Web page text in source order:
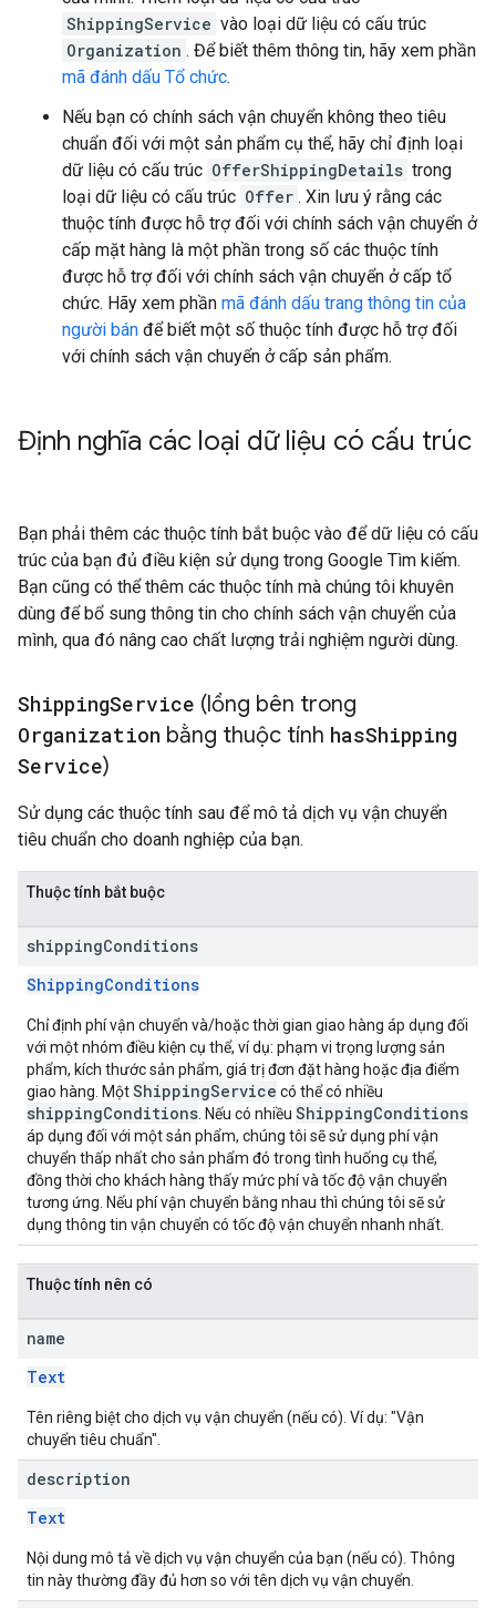
ShippingService vào loại dữ liệu có cấu trúc
Organization . Để biết thêm thông tin, hãy xem phần
mã đánh dấu Tổ chức.
Nếu bạn có chính sách vận chuyển không theo tiêu
chuẩn đối với một sản phẩm cụ thể, hãy chỉ định loại
dữ liệu có cấu trúc OfferShippingDetails trong
loại dữ liệu có cấu trúc Offer . Xin lưu ý rằng các
thuộc tính được hỗ trợ đối với chính sách vận chuyển ở
cấp mặt hàng là một phần trong số các thuộc tính
được hỗ trợ đối với chính sách vận chuyển ở cấp tổ
chức. Hãy xem phần mã đánh dấu trang thông tin của
người bán để biết một số thuộc tính được hỗ trợ đối
với chính sách vận chuyển ở cấp sản phẩm.
Định nghĩa các loại dữ liệu có cấu trúc
Bạn phải thêm các thuộc tính bắt buộc vào để dữ liệu có cấu
trúc của bạn đủ điều kiện sử dụng trong Google Tìm kiếm.
Bạn cũng có thể thêm các thuộc tính mà chúng tôi khuyên
dùng để bổ sung thông tin cho chính sách vận chuyển của
mình, qua đó nâng cao chất lượng trải nghiệm người dùng.
ShippingService (lồng bên trong
Organization bằng thuộc tính hasShipping
Service)
Sử dụng các thuộc tính sau để mô tả dịch vụ vận chuyển
tiêu chuẩn cho doanh nghiệp của bạn.
Thuộc tính bắt buộc
shippingConditions
ShippingConditions
Chỉ định phí vận chuyển và/hoặc thời gian giao hàng áp dụng đối
với một nhóm điều kiện cụ thể, ví dụ: phạm vi trọng lượng sản
phẩm, kích thước sản phẩm, giá trị đơn đặt hàng hoặc địa điểm
giao hàng. MộtShippingService có thể có nhiều
shippingConditions . Nếu có nhiều ShippingConditions
áp dụng đối với một sản phẩm, chúng tôi sẽ sử dụng phí vận
chuyển thấp nhất cho sản phẩm đó trong tình huống cụ thể,
đồng thời cho khách hàng thấy mức phí và tốc độ vận chuyển
tương ứng. Nếu phí vận chuyển bằng nhau thì chúng tôi sẽ sử
dụng thông tin vận chuyển có tốc độ vận chuyển nhanh nhất.
Thuộc tính nên có
name
Text
Tên riêng biệt cho dịch vụ vận chuyển (nếu có). Ví dụ: "Vận
chuyển tiêu chuẩn".
description
Text
Nội dung mô tả về dịch vụ vận chuyển của bạn (nếu có). Thông
tin này thường đầy đủ hơn so với tên dịch vụ vận chuyển.